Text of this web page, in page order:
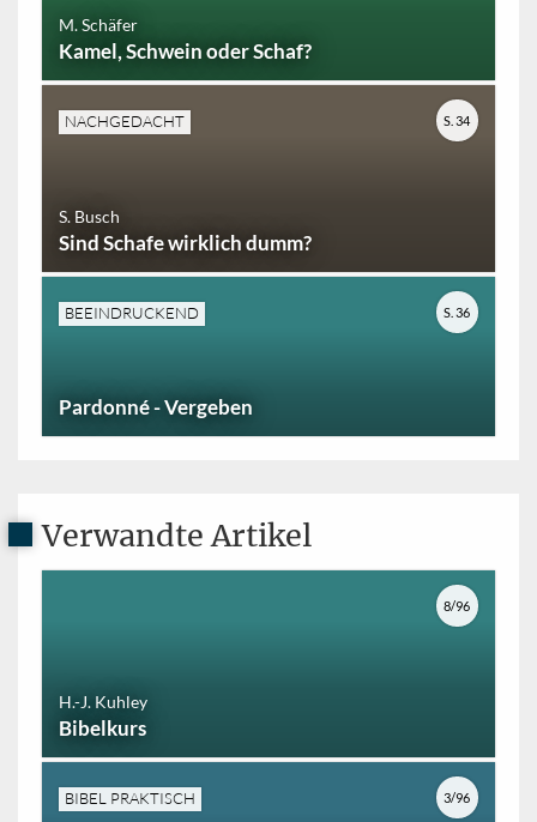
M. Schäfer
Kamel, Schwein oder Schaf?
NACHGEDACHT
S. Busch
Sind Schafe wirklich dumm?
S. 34
BEEINDRUCKEND
Pardonné - Vergeben
S. 36
Verwandte Artikel
H.-J. Kuhley
Bibelkurs
8/96
BIBEL PRAKTISCH 3/96